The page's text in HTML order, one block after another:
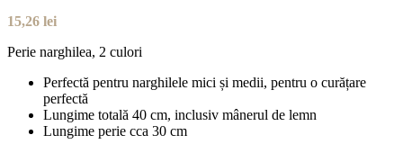
15,26 lei
Perie narghilea, 2 culori
Perfectă pentru narghilele mici și medii, pentru o curățare
perfectă
Lungime totală 40 cm, inclusiv mânerul de lemn
Lungime perie cca 30 cm